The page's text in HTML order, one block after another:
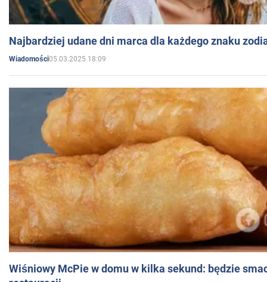
Najbardziej udane dni marca dla każdego znaku
Wiadomości05.03.2025 18:09
Wiśniowy McPie w domu w kilka sekund: będzie